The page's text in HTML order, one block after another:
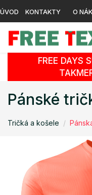
ÚVOD KONTAKTY O
FREE DAYS
Pánské
Tričká a košele